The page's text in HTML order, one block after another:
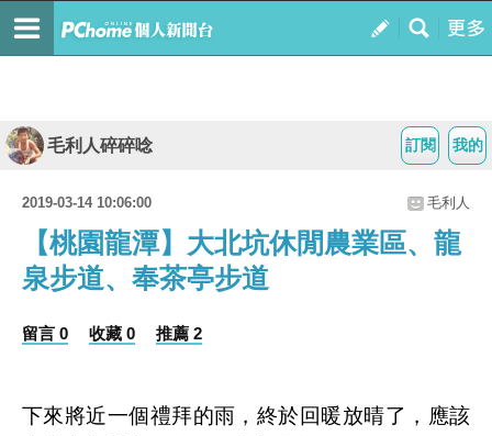
我的
訂閱
毛利人碎碎唸
2019-03-14 10:06:00 毛利人
【桃園龍潭】大北坑休閒農業區、龍
泉步道、奉茶亭步道
留言 0 收藏 0 推薦 2
下來將近一個禮拜的雨，終於回暖放晴了，應該